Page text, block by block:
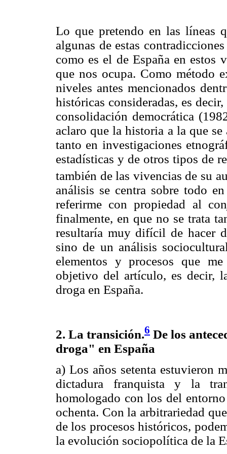
Lo que pretendo en las líneas
algunas de estas
como es el de España en estos
que nos ocupa. Como método
niveles antes mencionados
históricas consideradas, es
consolidación democrática
aclaro que la historia a la que
tanto en investigaciones
estadísticas y de otros tipos de
también de las vivencias de su
análisis se centra sobre todo
referirme con propiedad al
finalmente, en que no se trata
resultaría muy difícil de hacer
sino de un análisis
elementos y procesos que
objetivo del artículo, es decir,
droga en España.
2. La transición.6 De los
droga" en España
a) Los años setenta estuvieron
dictadura franquista y la
homologado con los del
ochenta. Con la arbitrariedad
de los procesos históricos,
la evolución sociopolítica de la